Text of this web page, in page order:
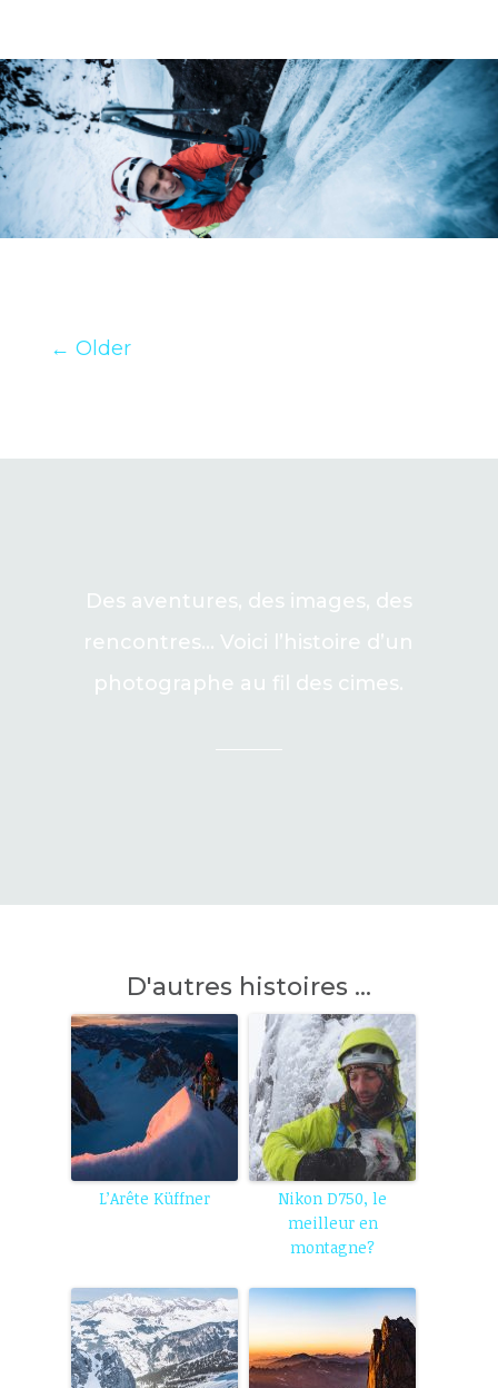
← Older
Des aventures, des images, des
rencontres… Voici l’histoire d’un
photographe au fil des cimes.
D'autres histoires ...
L’Arête Küffner
Nikon D750, le
meilleur en
montagne?